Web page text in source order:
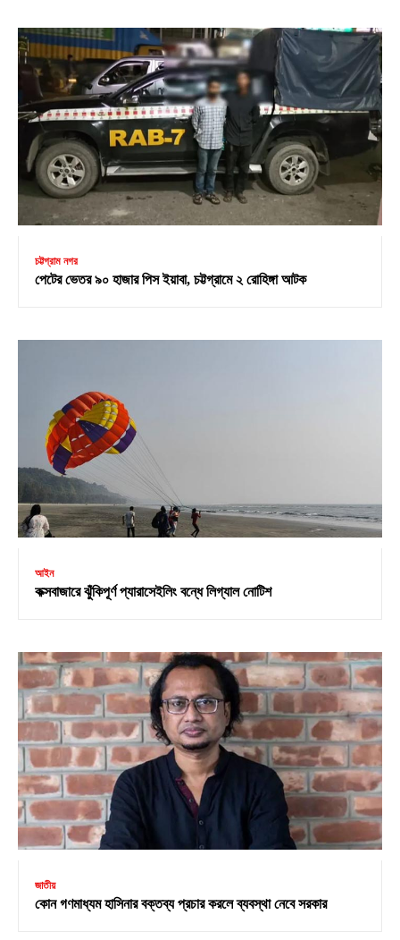
চট্টগ্রাম নগর
পেটের ভেতর ৯০ হাজার পিস ইয়াবা, চট্টগ্রামে ২ রোহিঙ্গা আটক
আইন
কক্সবাজারে ঝুঁকিপূর্ণ প্যারাসেইলিং বন্ধে লিগ্যাল নোটিশ
জাতীয়
কোন গণমাধ্যম হাসিনার বক্তব্য প্রচার করলে ব্যবস্থা নেবে সরকার